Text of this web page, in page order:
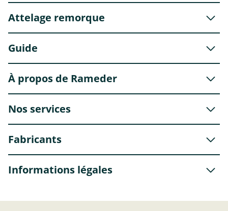
Attelage remorque
Guide
À propos de Rameder
Nos services
Fabricants
Informations légales